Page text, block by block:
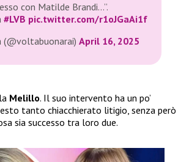
con Matilde Brandi…”.
#LVB pic.twitter.com/r1oJGaAi1f
April 16, 2025
Melillo. Il suo intervento ha un po’
tanto chiacchierato litigio, senza però
sia successo tra loro due.